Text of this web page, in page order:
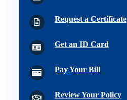
Request a Certificate
Get an ID Card
Pay Your Bill
Review Your Policy